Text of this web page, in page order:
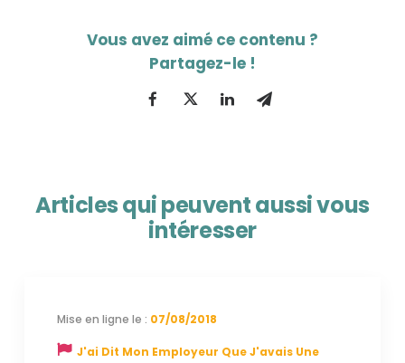
Articles qui peuvent aussi vous
intéresser
07/08/2018
J'ai Dit Mon Employeur Que J'avais Une